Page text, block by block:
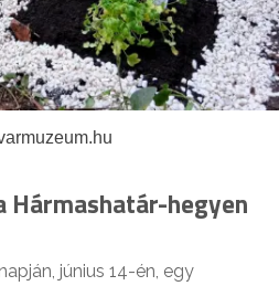
Hármashatár-hegyen
június 14-én, egy